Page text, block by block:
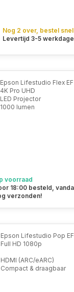
Nog 2 over, bestel
Levertijd 3-5
Epson Lifestudio Flex
4K Pro UHD
LED Projector
1000 lumen
voorraad
18:00 besteld,
verzonden!
Epson Lifestudio Pop
Full HD 1080p
HDMI (ARC/eARC)
Compact & draagbaar